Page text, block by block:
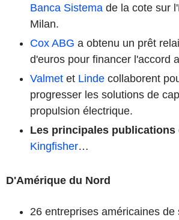
Banca Sistema de la cote sur
Milan.
Cox ABG a obtenu un prêt
d'euros pour financer l'accord
Valmet et Linde collaborent
progresser les solutions de
propulsion électrique.
Les principales publications
Kingfisher…
D'Amérique du Nord
26 entreprises américaines de